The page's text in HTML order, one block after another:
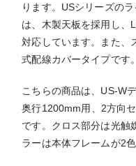
ります。USシリーズの
は、木製天板を採用し、
対応しています。また、
式配線カバータイプです。
こちらの商品は、US-W
奥行1200mm用、2方向
です。クロス部分は光触
ラーは本体フレームが2